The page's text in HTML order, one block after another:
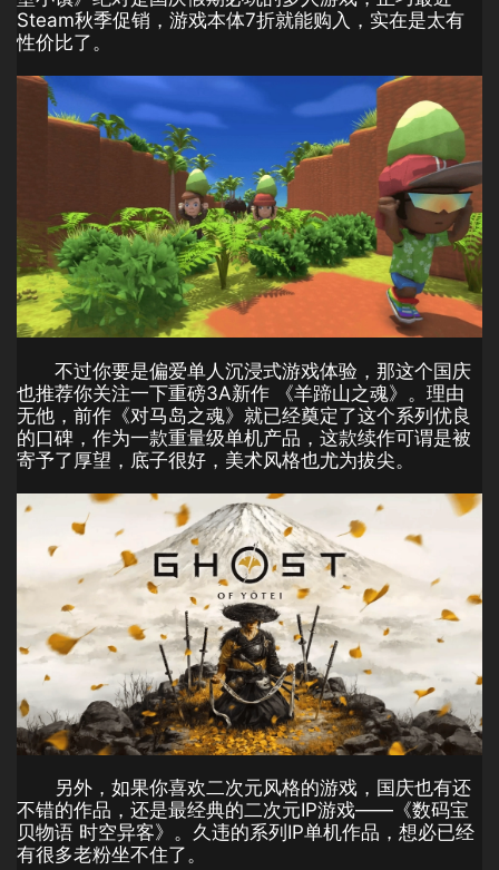
Steam秋季促销，游戏本体7折就能购入，实在是太有
性价比了。
不过你要是偏爱单人沉浸式游戏体验，那这个国庆
也推荐你关注一下重磅3A新作 《羊蹄山之魂》。理由
无他，前作《对马岛之魂》就已经奠定了这个系列优良
的口碑，作为一款重量级单机产品，这款续作可谓是被
寄予了厚望，底子很好，美术风格也尤为拔尖。
另外，如果你喜欢二次元风格的游戏，国庆也有还
不错的作品，还是最经典的二次元IP游戏——《数码宝
贝物语 时空异客》。久违的系列IP单机作品，想必已经
有很多老粉坐不住了。